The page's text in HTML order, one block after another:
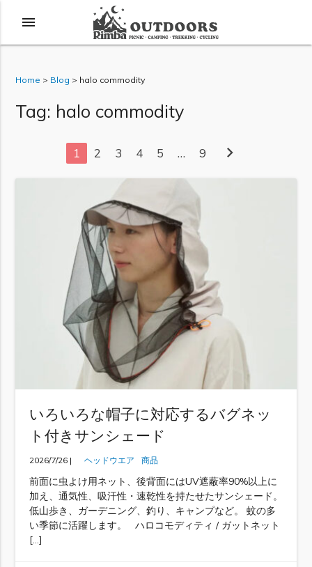
menu
Home > Blog > halo commodity
Tag: halo commodity
1 2 3 4 5 … 9 chevron_right
いろいろな帽子に対応するバグネッ
ト付きサンシェード
2026/7/26 | ヘッドウエア 商品
前面に虫よけ用ネット、後背面にはUV遮蔽率90%以上に
加え、通気性、吸汗性・速乾性を持たせたサンシェード。
低山歩き、ガーデニング、釣り、キャンプなど。 蚊の多
い季節に活躍します。 ハロコモディティ / ガットネット
[…]